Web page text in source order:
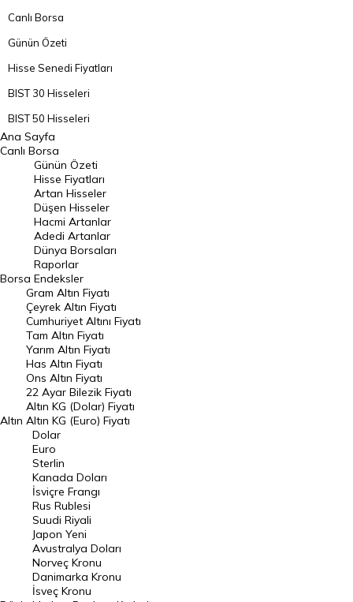
Canlı Borsa
Günün Özeti
Hisse Senedi Fiyatları
BIST 30 Hisseleri
BIST 50 Hisseleri
BIST 100 Hisseleri
En Çok Artan Hisseler
En Çok Düşen Hisseler
Hacmi Artanlar
Geçmiş Kapanışlar
Dünya Borsaları
Raporlar
Endeksler
DÖVİZ
Döviz Kuru
Dolar Kuru
Euro Kuru
Pound Kuru
Frank Kuru
Riyal Kuru
Avustralya Doları
Danimarka Kronu Kuru
Kanada Doları Kuru
Ana Sayfa
Canlı Borsa
Borsa
Günün Özeti
Hisse Fiyatları
Artan Hisseler
Düşen Hisseler
Hacmi Artanlar
Adedi Artanlar
Dünya Borsaları
Raporlar
Endeksler
Altın
Gram Altın Fiyatı
Çeyrek Altın Fiyatı
Cumhuriyet Altını Fiyatı
Tam Altın Fiyatı
Yarım Altın Fiyatı
Has Altın Fiyatı
Ons Altın Fiyatı
22 Ayar Bilezik Fiyatı
Altın KG (Dolar) Fiyatı
Altın KG (Euro) Fiyatı
Dolar
Euro
Sterlin
Kanada Doları
İsviçre Frangı
Rus Rublesi
Suudi Riyali
Japon Yeni
Avustralya Doları
Norveç Kronu
Danimarka Kronu
İsveç Kronu